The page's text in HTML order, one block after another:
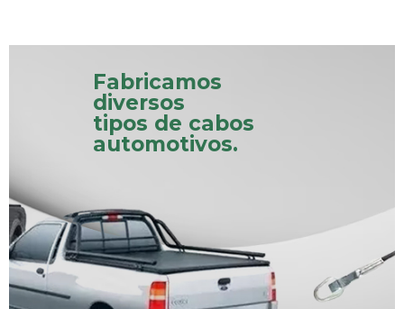
Fabricamos
diversos
tipos de cabos
automotivos.